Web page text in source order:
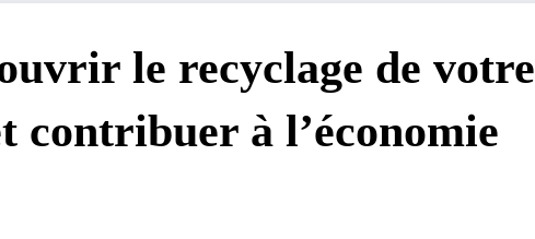
le recyclage de votre
contribuer à l’économie